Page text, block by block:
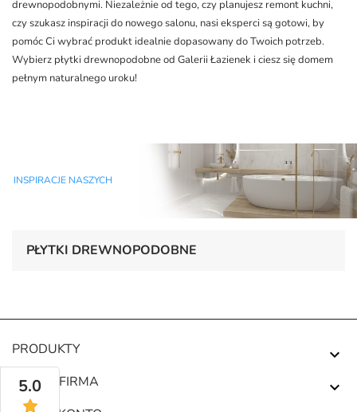
PŁYTKI DREWNOPODOBNE
drewnopodobnymi. Niezależnie od tego, czy planujesz remont kuchni,
czy szukasz inspiracji do nowego salonu, nasi eksperci są gotowi, by
pomóc Ci wybrać produkt idealnie dopasowany do Twoich potrzeb.
Wybierz płytki drewnopodobne od Galerii Łazienek i ciesz się domem
pełnym naturalnego uroku!
INSPIRACJE NASZYCH
PRODUKTY 
NASZA FIRMA 
5.0